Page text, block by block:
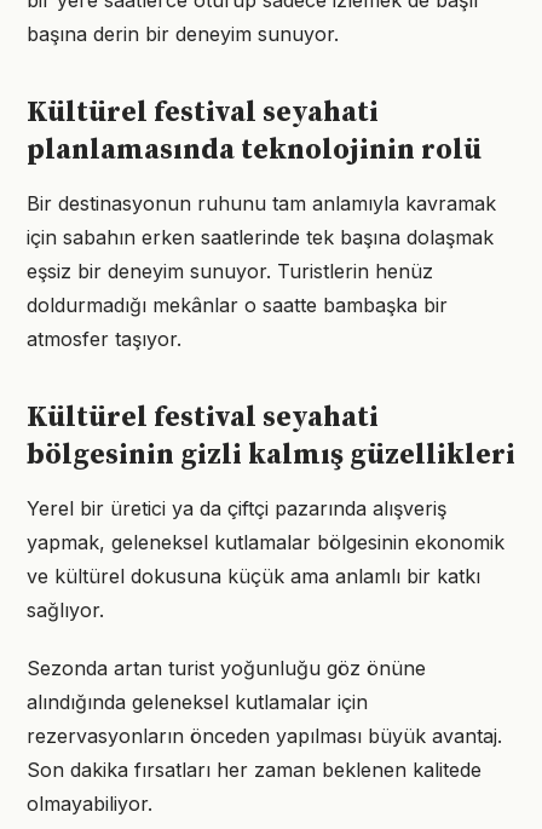
başına derin bir deneyim sunuyor.
Kültürel festival seyahati
planlamasında teknolojinin rolü
Bir destinasyonun ruhunu tam anlamıyla kavramak
için sabahın erken saatlerinde tek başına dolaşmak
eşsiz bir deneyim sunuyor. Turistlerin henüz
doldurmadığı mekânlar o saatte bambaşka bir
atmosfer taşıyor.
Kültürel festival seyahati
bölgesinin gizli kalmış güzellikleri
Yerel bir üretici ya da çiftçi pazarında alışveriş
yapmak, geleneksel kutlamalar bölgesinin ekonomik
ve kültürel dokusuna küçük ama anlamlı bir katkı
sağlıyor.
Sezonda artan turist yoğunluğu göz önüne
alındığında geleneksel kutlamalar için
rezervasyonların önceden yapılması büyük avantaj.
Son dakika fırsatları her zaman beklenen kalitede
olmayabiliyor.